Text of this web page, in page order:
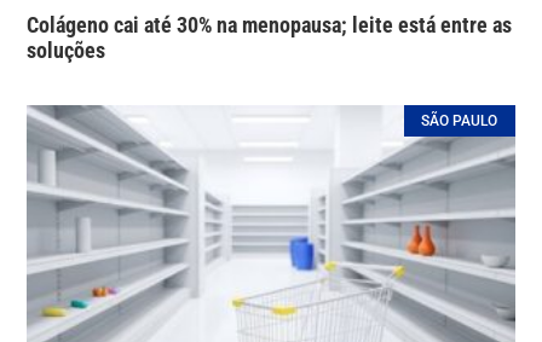
Colágeno cai até 30% na menopausa; leite está entre as
soluções
SÃO PAULO